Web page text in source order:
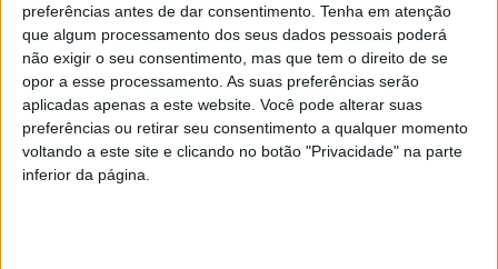
preferências antes de dar consentimento. Tenha em atenção
que algum processamento dos seus dados pessoais poderá
não exigir o seu consentimento, mas que tem o direito de se
opor a esse processamento. As suas preferências serão
aplicadas apenas a este website. Você pode alterar suas
preferências ou retirar seu consentimento a qualquer momento
voltando a este site e clicando no botão "Privacidade" na parte
inferior da página.
Author:Azemeis.net
Subscreva a newsletter azeméis.net
Nome